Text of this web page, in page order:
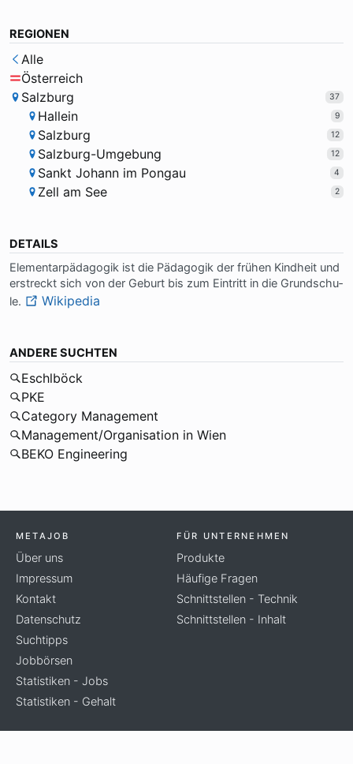
REGIONEN
Alle
Österreich
Salzburg
37
Hallein 9
Salzburg 12
Salzburg-Umgebung 12
Sankt Johann im Pongau 4
Zell am See 2
DETAILS
Ele­men­tar­päd­ago­gik ist die Päd­ago­gik der frü­hen Kind­heit und
er­streckt sich von der Ge­burt bis zum Ein­tritt in die Grund­schu­
le.
Wikipedia
ANDERE SUCHTEN
Eschlböck
PKE
Category Management
Management/Organisation in Wien
BEKO Engineering
METAJOB
Über uns
Impressum
Kontakt
Datenschutz
Suchtipps
Jobbörsen
Statistiken - Jobs
Statistiken - Gehalt
FÜR UNTERNEHMEN
Produkte
Häufige Fragen
Schnittstellen - Technik
Schnittstellen - Inhalt